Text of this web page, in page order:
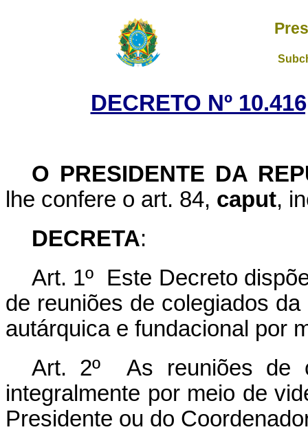
DECRETO Nº
O PRESIDENTE DA
lhe confere o art. 84, caput,
DECRETA:
Art. 1º Este Decreto
de reuniões de colegiados
autárquica e fundacional por
Art. 2º As reuniões de
integralmente por meio de
Presidente ou do